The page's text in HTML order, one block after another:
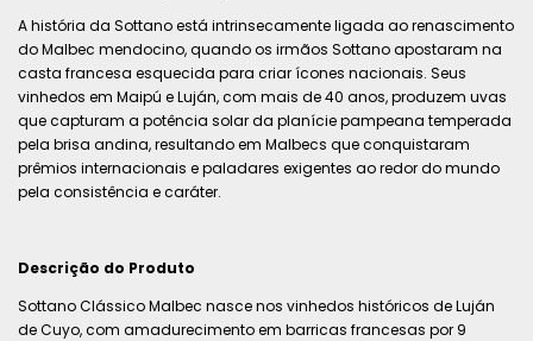
A história da Sottano está intrinsecamente ligada ao renascimento
do Malbec mendocino, quando os irmãos Sottano apostaram na
casta francesa esquecida para criar ícones nacionais. Seus
vinhedos em Maipú e Luján, com mais de 40 anos, produzem uvas
que capturam a potência solar da planície pampeana temperada
pela brisa andina, resultando em Malbecs que conquistaram
prêmios internacionais e paladares exigentes ao redor do mundo
pela consistência e caráter.
Descrição do Produto
Sottano Clássico Malbec nasce nos vinhedos históricos de Luján
de Cuyo, com amadurecimento em barricas francesas por 9